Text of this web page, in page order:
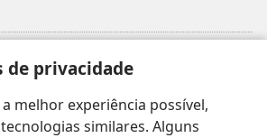
de privacidade
melhor experiência possível,
similares. Alguns
da Torre de Vigia™